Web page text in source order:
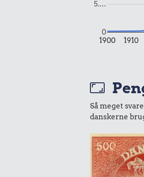
Komfur
1900 1910
0
5.…
Så meget
danskerne